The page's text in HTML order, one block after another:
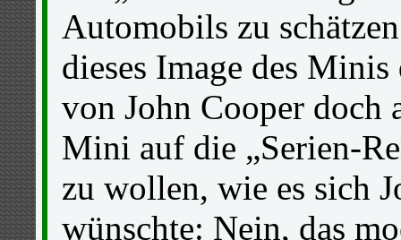
Automobils zu
dieses Image des
von John Cooper doch
Mini auf die „Serien-
zu wollen, wie es sich
wünschte: Nein, das